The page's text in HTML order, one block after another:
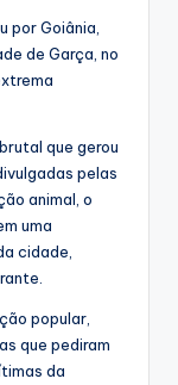
por Goiânia,
de Garça, no
que gerou
pelas
animal, o
uma
cidade,
popular,
que pediram
da